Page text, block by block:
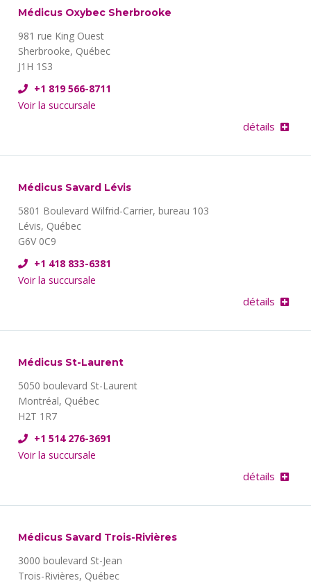
Médicus Oxybec Sherbrooke
981 rue King Ouest
Sherbrooke, Québec
J1H 1S3
+1 819 566-8711
détails
Voir la succursale
Médicus Savard Lévis
5801 Boulevard Wilfrid-Carrier, bureau 103
Lévis, Québec
G6V 0C9
+1 418 833-6381
détails
Voir la succursale
Médicus St-Laurent
5050 boulevard St-Laurent
Montréal, Québec
H2T 1R7
+1 514 276-3691
détails
Voir la succursale
Médicus Savard Trois-Rivières
3000 boulevard St-Jean
Trois-Rivières, Québec